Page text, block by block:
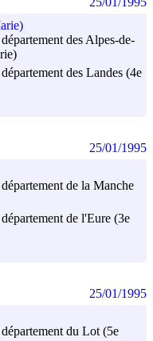
des Alpes-de-
des Landes (4e
de la Manche
de l'Eure (3e
25/01/1995
du Lot (5e
25/01/1995